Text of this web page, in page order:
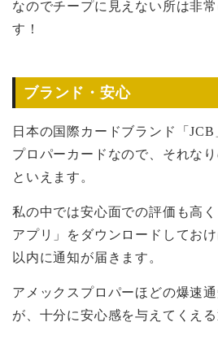
なのでチープに見えない所は非
す！
ブランド・安心
日本の国際カードブランド「
プロパーカードなので、それな
といえます。
私の中では安心面での評価も高
アプリ」をダウンロードしてお
以内に通知が届きます。
アメックスプロパーほどの爆速
が、十分に安心感を与えてくえる